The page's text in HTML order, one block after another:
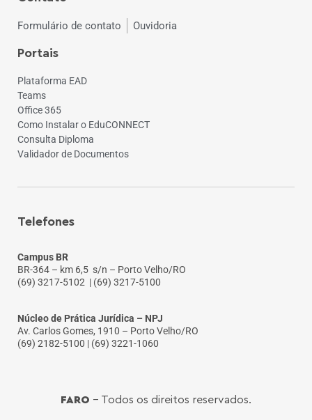
Formulário de contato Ouvidoria
Portais
Plataforma EAD
Teams
Office 365
Como Instalar o EduCONNECT
Consulta Diploma
Validador de Documentos
Telefones
Campus BR
BR-364 – km 6,5 s/n – Porto Velho/RO
(69) 3217-5102 | (69) 3217-5100
Núcleo de Prática Jurídica – NPJ
Av. Carlos Gomes, 1910 – Porto Velho/RO
(69) 2182-5100 | (69) 3221-1060
FARO - Todos os direitos reservados.